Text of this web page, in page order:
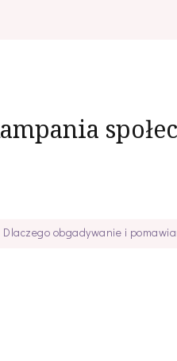
obgadywanie i